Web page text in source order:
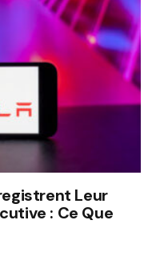
Leur
: Ce Que